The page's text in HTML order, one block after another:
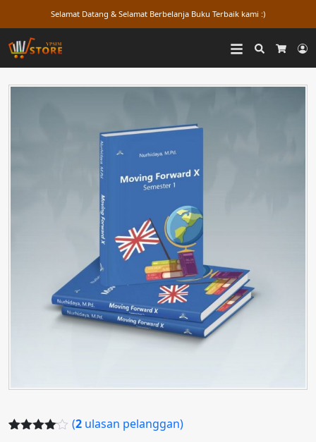
Selamat Datang & Selamat Berbelanja Buku Terbaik kami :)
Search
(2 ulasan pelanggan)